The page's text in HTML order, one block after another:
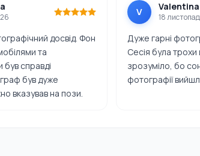
досвід. Фон
та
був справді
був дуже
вказував на пози.
V 18
Дуже гарні
Сесія була
зрозуміло, бо
фотографії